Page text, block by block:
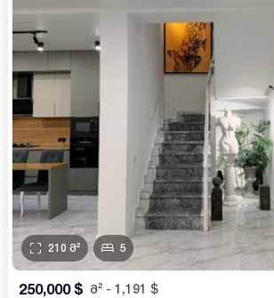
210 მ² 5
250,000 $ მ² - 1,191 $